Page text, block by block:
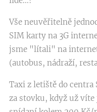
Vše neuvěřitelně
SIM karty na 3G
jsme "lítali" na
(autobus, nádraží,
Taxi z letiště do centra
za stovku, když už